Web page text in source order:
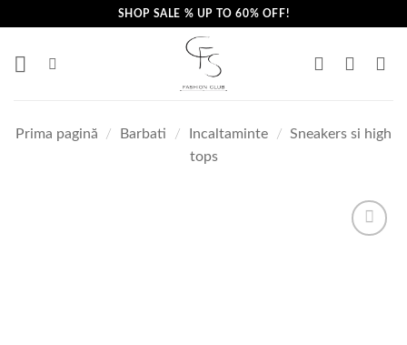
content
SHOP SALE % UP TO 60% OFF!
Prima pagină / Barbati / Incaltaminte / Sneakers si high
tops